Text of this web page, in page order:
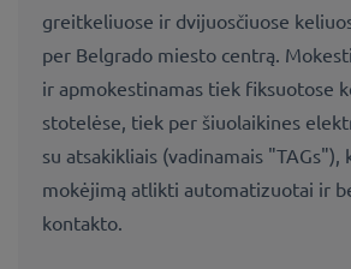
greitkeliuose ir dvijuosčiuose
per Belgrado miesto centrą.
ir apmokestinamas tiek fiksuotose
stotelėse, tiek per šiuolaikines
su atsakikliais (vadinamais "TAGs"),
mokėjimą atlikti automatizuotai ir
kontakto.